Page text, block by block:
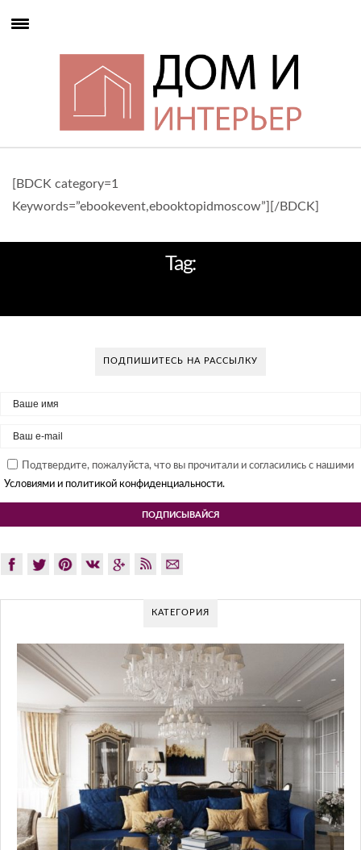
[BDCK category=1
Keywords=”ebookevent,ebooktopidmoscow”][/BDCK]
Tag:
ПОДПИШИТЕСЬ НА РАССЫЛКУ
Подтвердите, пожалуйста, что вы прочитали и согласились с нашими
Условиями и политикой конфиденциальности.
КАТЕГОРИЯ
GLAZOV DESIGN GROUP –
ПОДХОД К ДИЗАЙНУ
Glazov Design Group- это одна из лучших студий дизайна
в Росси…